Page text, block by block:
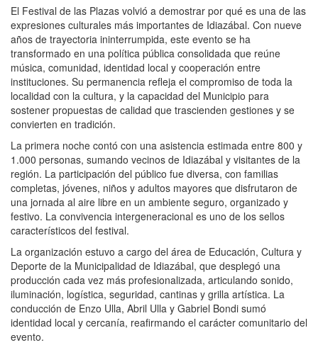
El Festival de las Plazas volvió a demostrar por qué es una de las
expresiones culturales más importantes de Idiazábal. Con nueve
años de trayectoria ininterrumpida, este evento se ha
transformado en una política pública consolidada que reúne
música, comunidad, identidad local y cooperación entre
instituciones. Su permanencia refleja el compromiso de toda la
localidad con la cultura, y la capacidad del Municipio para
sostener propuestas de calidad que trascienden gestiones y se
convierten en tradición.
La primera noche contó con una asistencia estimada entre 800 y
1.000 personas, sumando vecinos de Idiazábal y visitantes de la
región. La participación del público fue diversa, con familias
completas, jóvenes, niños y adultos mayores que disfrutaron de
una jornada al aire libre en un ambiente seguro, organizado y
festivo. La convivencia intergeneracional es uno de los sellos
característicos del festival.
La organización estuvo a cargo del área de Educación, Cultura y
Deporte de la Municipalidad de Idiazábal, que desplegó una
producción cada vez más profesionalizada, articulando sonido,
iluminación, logística, seguridad, cantinas y grilla artística. La
conducción de Enzo Ulla, Abril Ulla y Gabriel Bondi sumó
identidad local y cercanía, reafirmando el carácter comunitario del
evento.